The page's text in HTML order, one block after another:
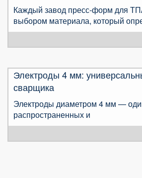
Каждый завод пресс-форм для
выбором материала, который
Электроды 4 мм:
сварщика
Электроды диаметром 4 мм —
распространенных и